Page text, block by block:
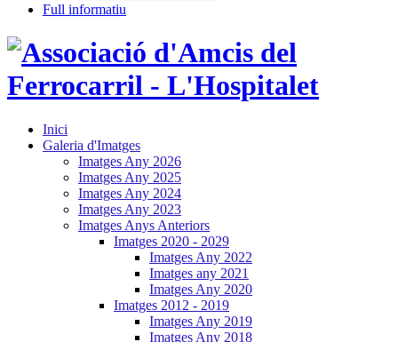
Full informatiu
Inici
Galeria d'Imatges
Imatges Any 2026
Imatges Any 2025
Imatges Any 2024
Imatges Any 2023
Imatges Anys Anteriors
Imatges 2020 - 2029
Imatges Any 2022
Imatges any 2021
Imatges Any 2020
Imatges 2012 - 2019
Imatges Any 2019
Imatges Any 2018